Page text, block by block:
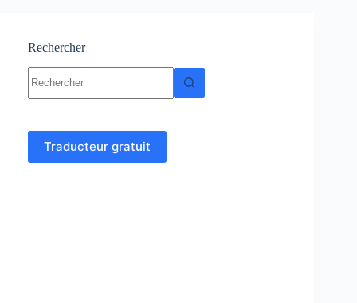
Examens
Rechercher
résultat
Traducteur gratuit